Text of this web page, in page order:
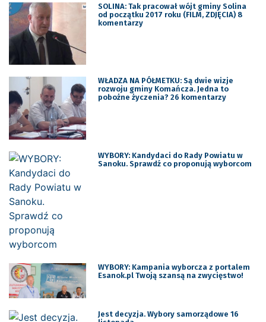
SOLINA: Tak pracował wójt gminy Solina
od początku 2017 roku (FILM, ZDJĘCIA) 8
komentarzy
WŁADZA NA PÓŁMETKU: Są dwie wizje
rozwoju gminy Komańcza. Jedna to
pobożne życzenia? 26 komentarzy
WYBORY: Kandydaci do Rady Powiatu w
Sanoku. Sprawdź co proponują wyborcom
WYBORY: Kampania wyborcza z portalem
Esanok.pl Twoją szansą na zwycięstwo!
Jest decyzja. Wybory samorządowe 16